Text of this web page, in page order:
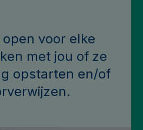
voor elke
met jou of ze
opstarten en/of